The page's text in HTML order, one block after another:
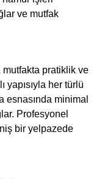
ve mutfak
pratiklik ve
yapısıyla her türlü
esnasında minimal
Profesyonel
bir yelpazede